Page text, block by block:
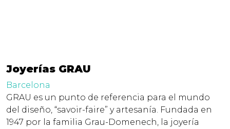
Joyerías GRAU
Barcelona
GRAU es un punto de referencia para el mundo
del diseño, “savoir-faire” y artesanía. Fundada en
1947 por la familia Grau-Domenech, la joyería